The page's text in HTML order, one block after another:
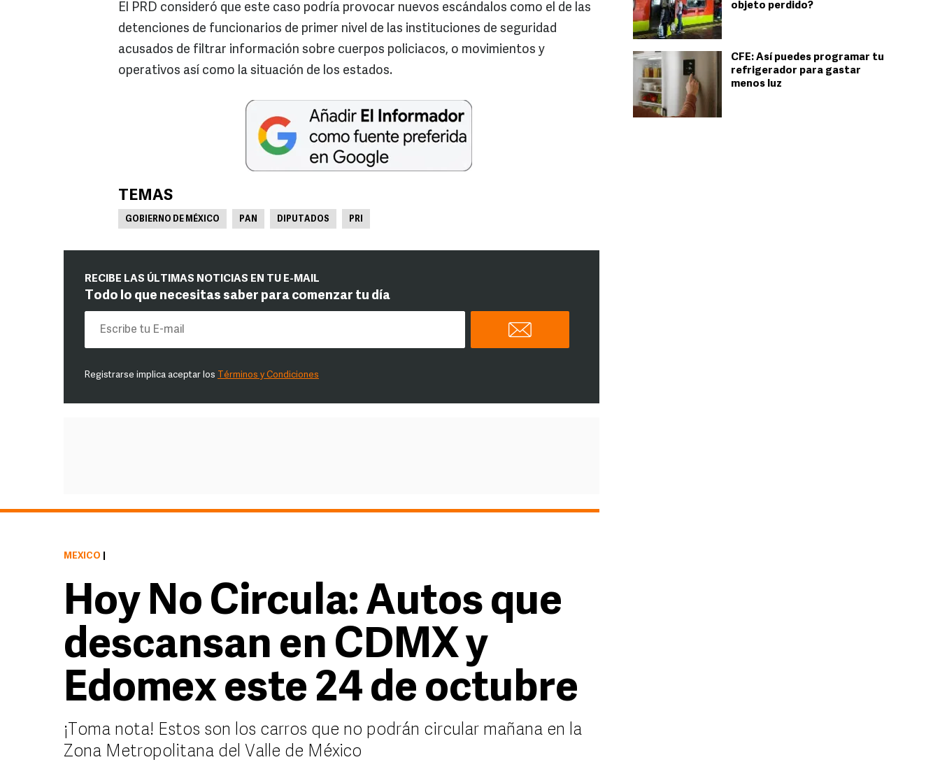
objeto perdido?
CFE: Así puedes programar tu
refrigerador para gastar
menos luz
El PRD consideró que este caso podría provocar nuevos escándalos como el de las
detenciones de funcionarios de primer nivel de las instituciones de seguridad
acusados de filtrar información sobre cuerpos policiacos, o movimientos y
operativos así como la situación de los estados.
TEMAS
GOBIERNO DE MÉXICO PAN DIPUTADOS PRI
RECIBE LAS ÚLTIMAS NOTICIAS EN TU E-MAIL
Todo lo que necesitas saber para comenzar tu día
Registrarse implica aceptar los Términos y Condiciones
MÉXICO
Hoy No Circula: Autos que
descansan en CDMX y
Edomex este 24 de octubre
¡Toma nota! Estos son los carros que no podrán circular mañana en la
Zona Metropolitana del Valle de México